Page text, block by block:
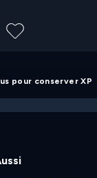
pour conserver XP